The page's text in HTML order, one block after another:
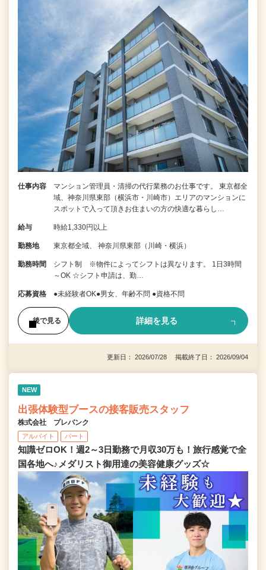
仕事内容
マンション管理員・清掃の代行業務のお仕事です。 東京都全
域、神奈川県東部（横浜市・川崎市）エリアのマンションに
スポットで入って頂きお住まいの方の快適な暮らし…
給与 時給1,330円以上
勤務地 東京都全域、 神奈川県東部（川崎・横浜）
勤務時間
シフト制 ※物件によってシフトは異なります。 1日3時間
～OK ☆シフト申請は、勤…
応募資格 ●未経験者OK●男女、年齢不問 ●資格不問
後で見る 詳細を見る
更新日： 2026/07/28 掲載終了日： 2026/09/04
NEW
出張体験型ブースの接客販売スタッフ
株式会社 プレバンク
アルバイト パート
知識ゼロOK！週2～3日勤務で月収30万も！旅行感覚で全
国各地へ♪メダリスト御用達の美容健康グッズ☆